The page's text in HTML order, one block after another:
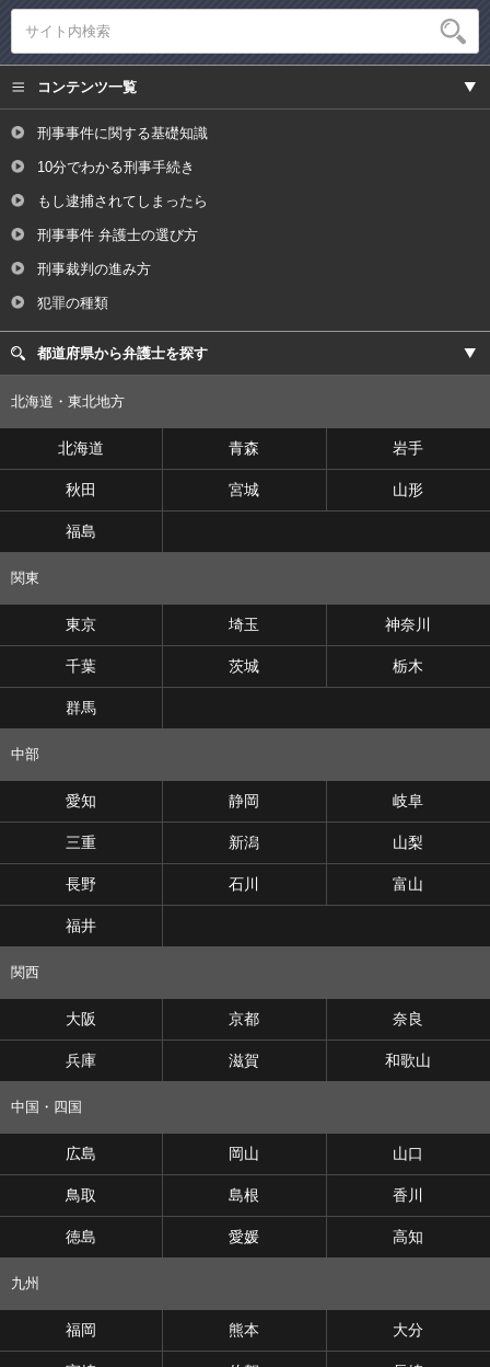
コンテンツ一覧
刑事事件に関する基礎知識
10分でわかる刑事手続き
もし逮捕されてしまったら
刑事事件 弁護士の選び方
刑事裁判の進み方
犯罪の種類
都道府県から弁護士を探す
北海道・東北地方
北海道 青森 岩手
秋田 宮城 山形
福島
関東
東京 埼玉 神奈川
千葉 茨城 栃木
群馬
中部
愛知 静岡 岐阜
三重 新潟 山梨
長野 石川 富山
福井
関西
大阪 京都 奈良
兵庫 滋賀 和歌山
中国・四国
広島 岡山 山口
鳥取 島根 香川
徳島 愛媛 高知
九州
福岡 熊本 大分